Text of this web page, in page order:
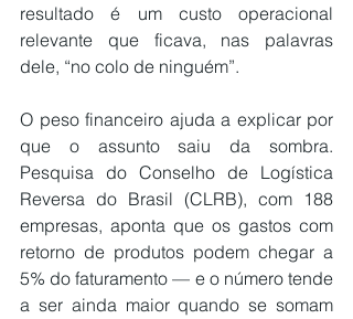
resultado é um custo operacional
relevante que ficava, nas palavras
dele, “no colo de ninguém”.
O peso financeiro ajuda a explicar por
que o assunto saiu da sombra.
Pesquisa do Conselho de Logística
Reversa do Brasil (CLRB), com 188
empresas, aponta que os gastos com
retorno de produtos podem chegar a
5% do faturamento — e o número tende
a ser ainda maior quando se somam